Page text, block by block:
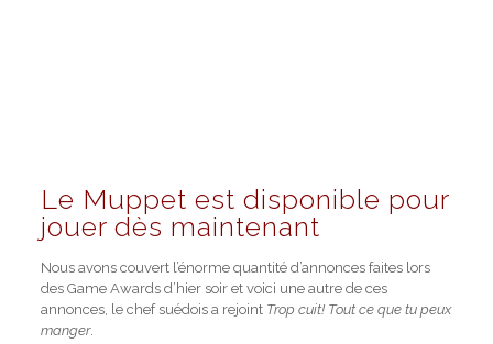
Le Muppet est disponible pour
jouer dès maintenant
Nous avons couvert l’énorme quantité d’annonces faites lors
des Game Awards d’hier soir et voici une autre de ces
annonces, le chef suédois a rejoint Trop cuit! Tout ce que tu peux
manger.